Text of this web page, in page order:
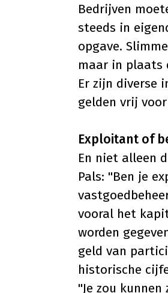
Bedrijven
steeds in
opgave.
maar in plaats
Er zijn diverse
gelden vrij
Exploitant of
En niet alleen
Pals: "Ben je
vooral het
worden
geld van
historische
"Je zou